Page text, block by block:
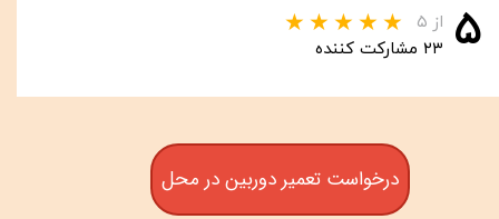
۵ از ۵
۲۳ مشارکت کننده
درخواست تعمیر دوربین در محل